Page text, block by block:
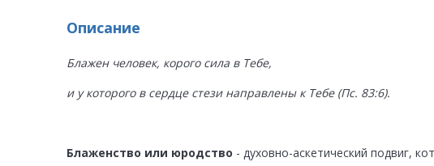
Описание
Блажен человек, корого сила в Тебе,
и у которого в сердце стези направлены к Тебе (Пс. 83:6).
Блаженство или юродство - духовно-аскетический подвиг,